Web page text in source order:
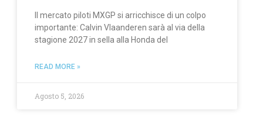
Il mercato piloti MXGP si arricchisce di un colpo
importante: Calvin Vlaanderen sarà al via della
stagione 2027 in sella alla Honda del
READ MORE »
Agosto 5, 2026